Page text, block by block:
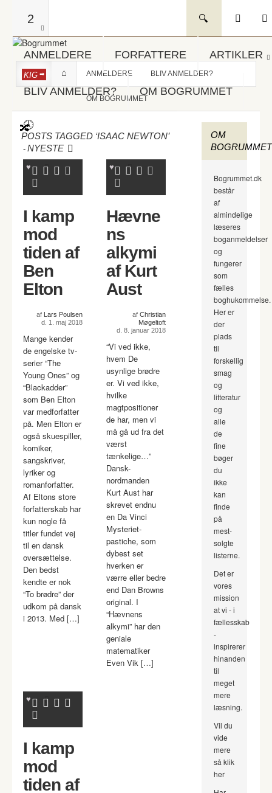
2
ANMELDERE FORFATTERE ARTIKLER
BLIV ANMELDER? OM BOGRUMMET
KIG ANMELDERE BLIV ANMELDER?
OM BOGRUMMET
POSTS TAGGED ‘ISAAC NEWTON’
-NYESTE
I kamp
mod
tiden af
Ben
Elton
af Lars Poulsen
d. 1. maj 2018
Mange kender
de engelske tv-
serier “The
Young Ones” og
“Blackadder”
som Ben Elton
var medforfatter
på. Men Elton er
også skuespiller,
komiker,
sangskriver,
lyriker og
romanforfatter.
Af Eltons store
forfatterskab har
kun nogle få
titler fundet vej
til en dansk
oversættelse.
Den bedst
kendte er nok
“To brødre” der
udkom på dansk
i 2013. Med […]
Hævne
ns
alkymi
af Kurt
Aust
af Christian
Møgeltoft
d. 8. januar 2018
“Vi ved ikke,
hvem De
usynlige brødre
er. Vi ved ikke,
hvilke
magtpositioner
de har, men vi
må gå ud fra det
værst
tænkelige…”
Dansk-
nordmanden
Kurt Aust har
skrevet endnu
en Da Vinci
Mysteriet-
pastiche, som
dybest set
hverken er
værre eller bedre
end Dan Browns
original. I
“Hævnens
alkymi” har den
geniale
matematiker
Even Vik […]
I kamp
mod
tiden af
OM
BOGRUMMET
Bogrummet.dk
består
af
almindelige
læseres
boganmeldelser
og
fungerer
som
fælles
boghukommelse.
Her er
der
plads
til
forskellig
smag
og
litteratur
og
alle
de
fine
bøger
du
ikke
kan
finde
på
mest-
solgte
listerne.
Det er
vores
mission
at vi - i
fællesskab
-
inspirerer
hinanden
til
meget
mere
læsning.
Vil du
vide
mere
så klik
her